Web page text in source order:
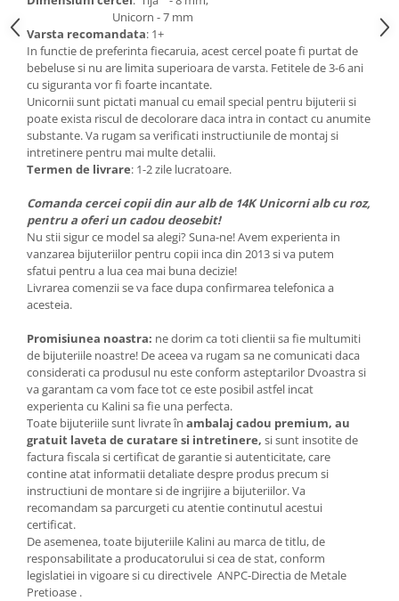
Unicorn - 7 mm
Varsta recomandata: 1+
In functie de preferinta fiecaruia, acest cercel poate fi purtat de
bebeluse si nu are limita superioara de varsta. Fetitele de 3-6 ani
cu siguranta vor fi foarte incantate.
Unicornii sunt pictati manual cu email special pentru bijuterii si
poate exista riscul de decolorare daca intra in contact cu anumite
substante. Va rugam sa verificati instructiunile de montaj si
intretinere pentru mai multe detalii.
Termen de livrare: 1-2 zile lucratoare.
Comanda cercei copii din aur alb de 14K Unicorni alb cu roz,
pentru a oferi un cadou deosebit!
Nu stii sigur ce model sa alegi? Suna-ne! Avem experienta in
vanzarea bijuteriilor pentru copii inca din 2013 si va putem
sfatui pentru a lua cea mai buna decizie!
Livrarea comenzii se va face dupa confirmarea telefonica a
acesteia.
Promisiunea noastra: ne dorim ca toti clientii sa fie multumiti
de bijuteriile noastre! De aceea va rugam sa ne comunicati daca
considerati ca produsul nu este conform asteptarilor Dvoastra si
va garantam ca vom face tot ce este posibil astfel incat
experienta cu Kalini sa fie una perfecta.
Toate bijuteriile sunt livrate în ambalaj cadou premium, au
gratuit laveta de curatare si intretinere, si sunt insotite de
factura fiscala si certificat de garantie si autenticitate, care
contine atat informatii detaliate despre produs precum si
instructiuni de montare si de ingrijire a bijuteriilor. Va
recomandam sa parcurgeti cu atentie continutul acestui
certificat.
De asemenea, toate bijuteriile Kalini au marca de titlu, de
responsabilitate a producatorului si cea de stat, conform
legislatiei in vigoare si cu directivele ANPC-Directia de Metale
Pretioase .